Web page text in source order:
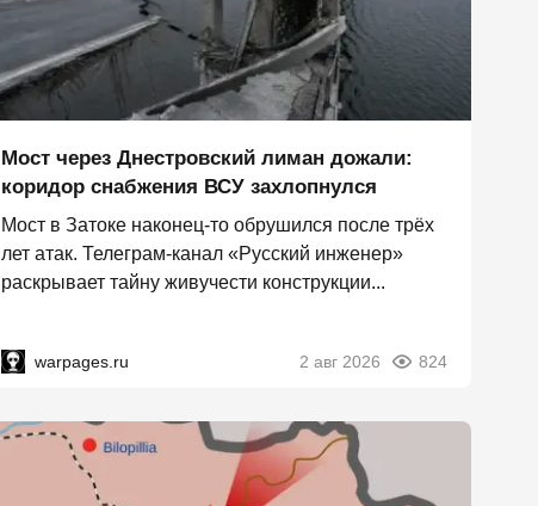
Мост через Днестровский лиман дожали:
коридор снабжения ВСУ захлопнулся
Мост в Затоке наконец-то обрушился после трёх
лет атак. Телеграм-канал «Русский инженер»
раскрывает тайну живучести конструкции...
warpages.ru 2 авг 2026 824